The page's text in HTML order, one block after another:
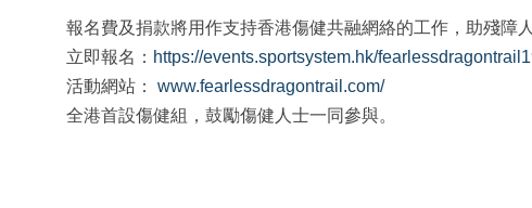
報名費及捐款將用作支持香港傷健共融網絡的工作，助殘障
立即報名： https://events.sportsystem.hk/
活動網站： www.fearlessdragontrail.com/
全港首設傷健組，鼓勵傷健人士一同參與。